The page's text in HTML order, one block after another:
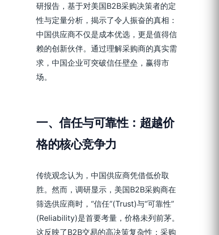
研报告，基于对美国B2B采购决策者的定
性与定量分析，揭示了令人振奋的真相：
中国供应商不仅是成本优选，更是值得信
赖的创新伙伴。通过理解采购商的真实需
求，中国企业可突破信任壁垒，赢得市
场。
一、信任与可靠性：超越价
格的核心竞争力
传统观念认为，中国供应商凭借低价取
胜。然而，调研显示，美国B2B采购商在
筛选供应商时，“信任”(Trust)与“可靠性”
(Reliability)是首要考量，价格未列前茅。
这反映了B2B交易的高决策复杂性：采购